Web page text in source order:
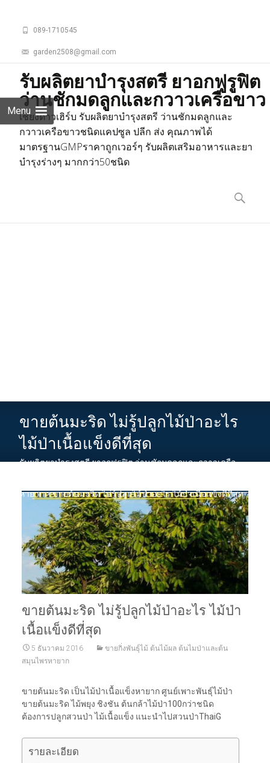
089-1710545
garden2508@gmail.com
รับผลิตยาบำรุงสตรี ยาอกฟูรูฟิต
ว่านชักมดลูกและกวาวเครือขาว
เชียงดาวเฮิร์บ รับผลิตยาบำรุงสตรี ว่านชักมดลูกและ
กวาวเครือขาวชนิดแคปซูล ปลีก ส่ง คุณภาพได้
มาตรฐานGMPราคาถูกเวอร์ๆ รับผลิตเสริมอาหารและยา
บำรุงร่างๆ มากกว่า50ชนิด
Menu
to
content
ค้นหา
สำหรับ:
ขายต้นมะริด ไม่รู้ปลูกไม้ป่าอะไร
ไม้ป่าเนื้อแข็งดีที่สุด
รับผลิตยาบำรุงสตรี ยาอกฟูรูฟิต ว่านชักมดลูกและกวาวเครือ
หายาก>ขายต้นมะริด ไม่รู้ปลูกไม้ป่าอะไร ไม้ป่าเนื้อแข็งดีที่สุด
ขายต้นมะริด ไม่รู้ปลูกไม้ป่าอะไร ไม้ป่า
เนื้อแข็งดีที่สุด
5 ธันวาคม 2016
ขายกิ่งพันธุ์ไม้ ต้นไม้ผล ต้นไมป่าและต้น
สมุนไพรหายาก
ขายต้นมะริด เป็นไม้ป่าเนื้อแข็งหายาก ศูนย์เพาะพันธุ์ไม้ป่า
ขายต้นมะริด ไม้พยุง ชิงชัน ต้นกล้าไม้ป่า100กว่าชนิด
ต้องการปลูกสวนป่า ไม้เนื้อแข็ง แนะนำไปสวนป่าThaiG
รายละเอียด